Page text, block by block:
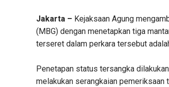
Jakarta – Kejaksaan Agung
(MBG) dengan menetapkan tiga
terseret dalam perkara tersebut
Penetapan status tersangka
melakukan serangkaian pemeriksaan